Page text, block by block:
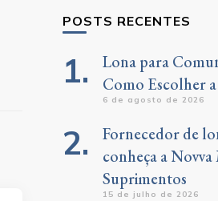
POSTS RECENTES
Lona para
Como Escolher
6 de agosto de 2026
Fornecedor de
conheça a
Suprimentos
15 de julho de 2026